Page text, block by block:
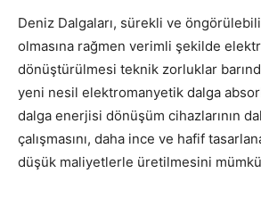
Deniz Dalgaları, sürekli ve
olmasına rağmen verimli şekilde
dönüştürülmesi teknik zorluklar
yeni nesil elektromanyetik dalga
dalga enerjisi dönüşüm cihazlarının
çalışmasını, daha ince ve hafif
düşük maliyetlerle üretilmesini